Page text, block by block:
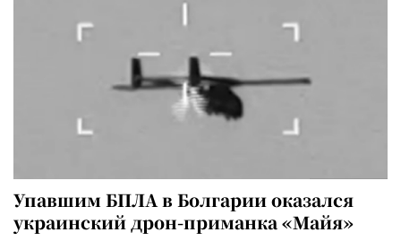
Упавшим БПЛА в Болгарии оказался
украинский дрон-приманка «Майя»